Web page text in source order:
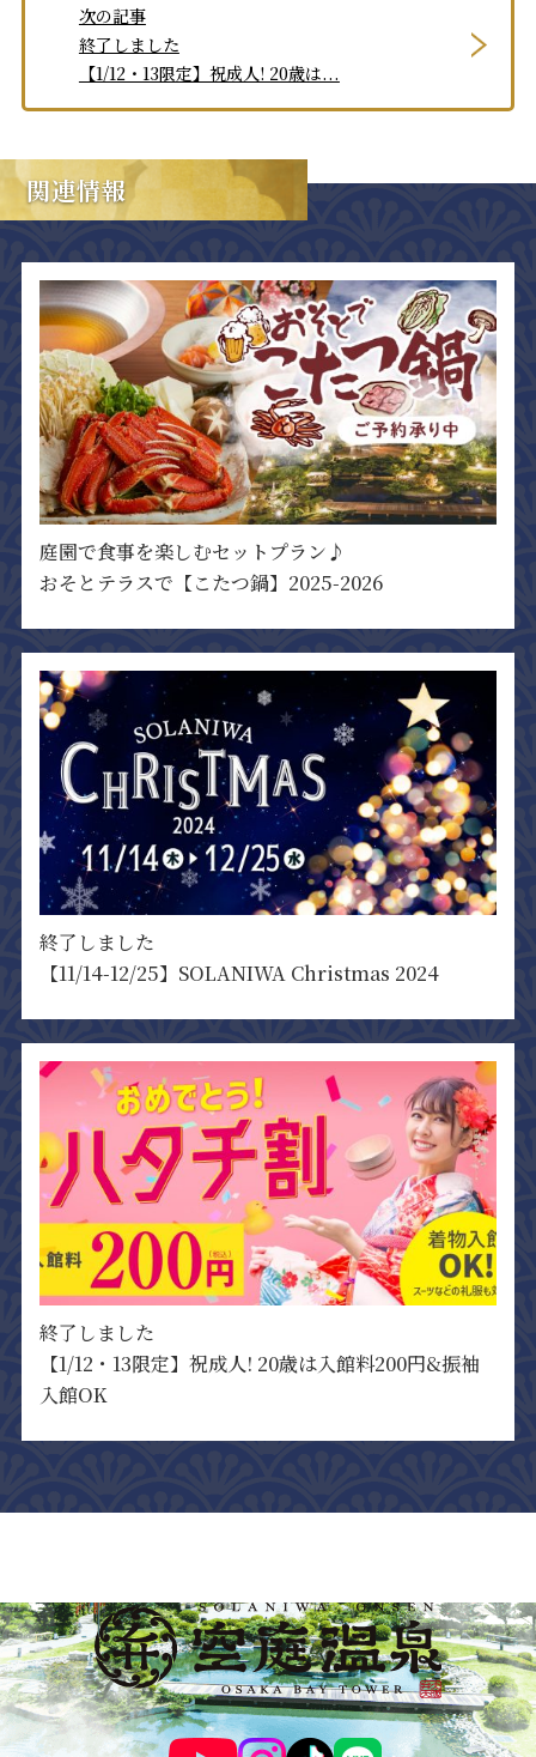
次の記事
終了しました
【1/12・13限定】祝成人! 20歳は...
関連情報
庭園で食事を楽しむセットプラン♪
おそとテラスで【こたつ鍋】2025-2026
終了しました
【11/14-12/25】SOLANIWA Christmas 2024
終了しました
【1/12・13限定】祝成人! 20歳は入館料200円&振袖
入館OK